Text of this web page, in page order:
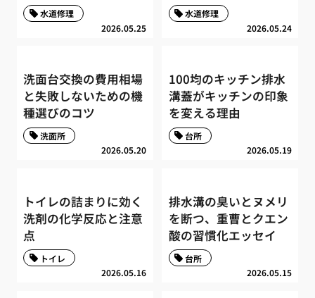
2026.05.25
水道修理
2026.05.24
水道修理
洗面台交換の費用相場
と失敗しないための機
種選びのコツ
2026.05.20
洗面所
100均のキッチン排水
溝蓋がキッチンの印象
を変える理由
2026.05.19
台所
トイレの詰まりに効く
洗剤の化学反応と注意
点
2026.05.16
トイレ
排水溝の臭いとヌメリ
を断つ、重曹とクエン
酸の習慣化エッセイ
2026.05.15
台所